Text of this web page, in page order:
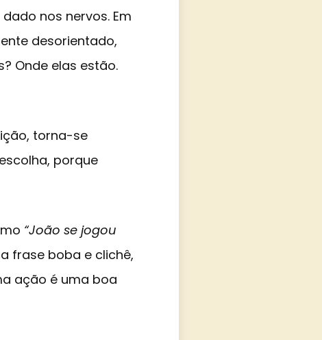
nos nervos. Em
desorientado,
Onde elas estão.
torna-se
porque
“João se jogou
frase boba e clichê,
ação é uma boa